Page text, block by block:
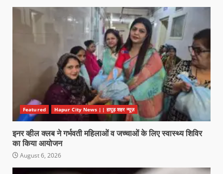
Featured Hapur City News || हापुड़ शहर न्यूज़
इनर व्हील क्लब ने गर्भवती महिलाओं व जच्चाओं के लिए स्वास्थ्य शिविर
का किया आयोजन
August 6, 2026